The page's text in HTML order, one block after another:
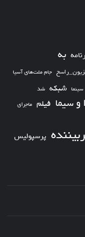
به
جام ملت‌های آسیا
سینما شبکه شد
سیما فیلم ماجرای
پرسپولیس